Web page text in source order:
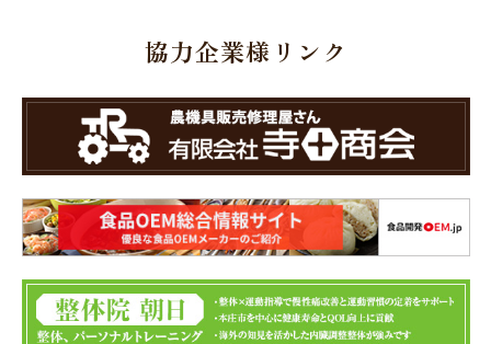
協力企業様リンク